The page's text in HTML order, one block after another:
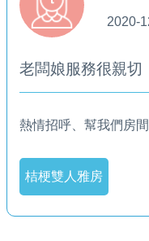
2020-
老闆娘服務很親切
熱情招呼、幫我們房間
桔梗雙人雅房